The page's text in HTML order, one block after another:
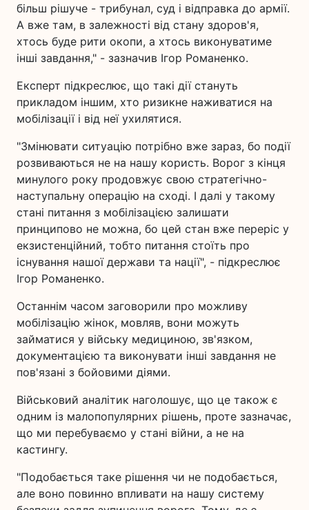
більш рішуче - трибунал, суд і відправка до армії.
А вже там, в залежності від стану здоров'я,
хтось буде рити окопи, а хтось виконуватиме
інші завдання," - зазначив Ігор Романенко.
Експерт підкреслює, що такі дії стануть
прикладом іншим, хто ризикне наживатися на
мобілізації і від неї ухилятися.
"Змінювати ситуацію потрібно вже зараз, бо події
розвиваються не на нашу користь. Ворог з кінця
минулого року продовжує свою стратегічно-
наступальну операцію на сході. І далі у такому
стані питання з мобілізацією залишати
принципово не можна, бо цей стан вже переріс у
екзистенційний, тобто питання стоїть про
існування нашої держави та нації", - підкреслює
Ігор Романенко.
Останнім часом заговорили про можливу
мобілізацію жінок, мовляв, вони можуть
займатися у війську медициною, зв'язком,
документацією та виконувати інші завдання не
пов'язані з бойовими діями.
Військовий аналітик наголошує, що це також є
одним із малопопулярних рішень, проте зазначає,
що ми перебуваємо у стані війни, а не на
кастингу.
"Подобається таке рішення чи не подобається,
але воно повинно впливати на нашу систему